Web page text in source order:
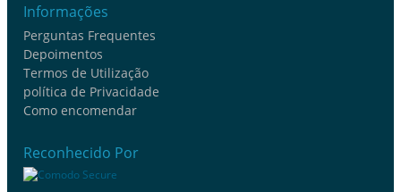
Informações
Perguntas Frequentes
Depoimentos
Termos de Utilização
política de Privacidade
Como encomendar
Reconhecido Por